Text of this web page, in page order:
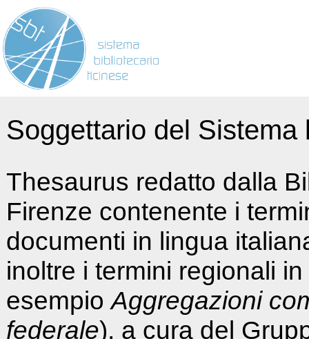
Soggettario del
Thesaurus redatto dalla
Firenze contenente i
documenti in lingua
inoltre i termini regionali
esempioAggregazioni
federale), a cura del